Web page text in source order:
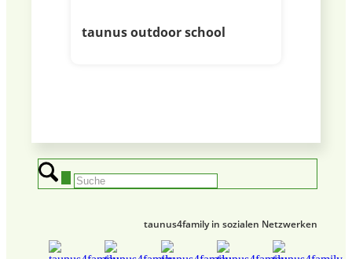
taunus outdoor school
taunus4family in sozialen Netzwerken